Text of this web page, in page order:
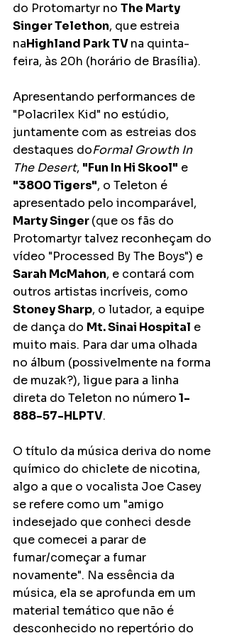
do Protomartyr no The Marty
Singer Telethon, que estreia
naHighland Park TV na quinta-
feira, às 20h (horário de Brasília).
Apresentando performances de
"Polacrilex Kid" no estúdio,
juntamente com as estreias dos
destaques doFormal Growth In
The Desert, "Fun In Hi Skool" e
"3800 Tigers", o Teleton é
apresentado pelo incomparável,
Marty Singer (que os fãs do
Protomartyr talvez reconheçam do
vídeo "Processed By The Boys") e
Sarah McMahon, e contará com
outros artistas incríveis, como
Stoney Sharp, o lutador, a equipe
de dança do Mt. Sinai Hospital e
muito mais. Para dar uma olhada
no álbum (possivelmente na forma
de muzak?), ligue para a linha
direta do Teleton no número 1-
888-57-HLPTV.
O título da música deriva do nome
químico do chiclete de nicotina,
algo a que o vocalista Joe Casey
se refere como um "amigo
indesejado que conheci desde
que comecei a parar de
fumar/começar a fumar
novamente". Na essência da
música, ela se aprofunda em um
material temático que não é
desconhecido no repertório do